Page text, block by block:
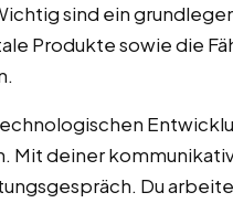
sind ein
Produkte sowie die
Mit deiner
Du